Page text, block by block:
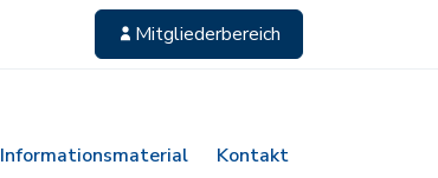
Mitgliederbereich
Informationsmaterial Kontakt